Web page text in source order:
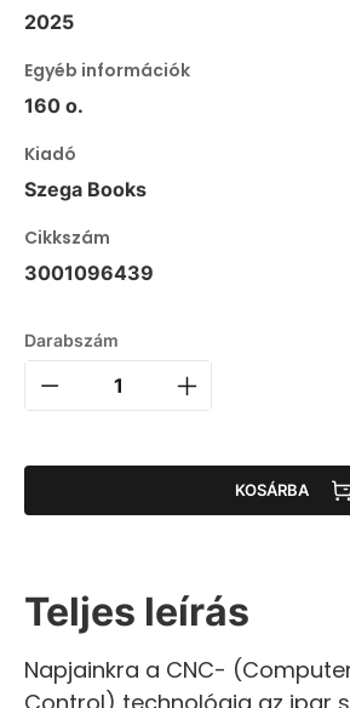
2025
Egyéb információk
160 o.
Kiadó
Szega Books
Cikkszám
3001096439
Darabszám
KOSÁRBA
Teljes leírás
Napjainkra a CNC-